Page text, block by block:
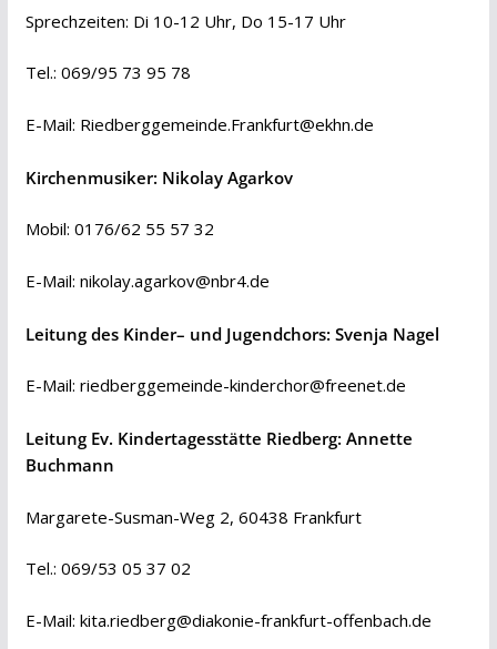
Sprechzeiten: Di 10-12 Uhr, Do 15-17 Uhr
Tel.: 069/95 73 95 78
E-Mail: Riedberggemeinde.Frankfurt@ekhn.de
Kirchenmusiker: Nikolay Agarkov
Mobil: 0176/62 55 57 32
E-Mail: nikolay.agarkov@nbr4.de
Leitung des Kinder– und Jugendchors: Svenja Nagel
E-Mail: riedberggemeinde-kinderchor@freenet.de
Leitung Ev. Kindertagesstätte Riedberg: Annette
Buchmann
Margarete-Susman-Weg 2, 60438 Frankfurt
Tel.: 069/53 05 37 02
E-Mail: kita.riedberg@diakonie-frankfurt-offenbach.de